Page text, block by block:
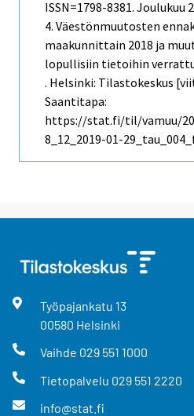
ISSN=1798-8381. Joulukuu
4. Väestönmuutosten
maakunnittain 2018 ja
lopullisiin tietoihin
. Helsinki: Tilastokeskus
Saantitapa:
https://stat.fi/til/vamuu/
8_12_2019-01-
Työpajankatu 13
00580 Helsinki
Vaihde 029 551 1000
Tietopalvelu 029 551 2220
info@stat.fi